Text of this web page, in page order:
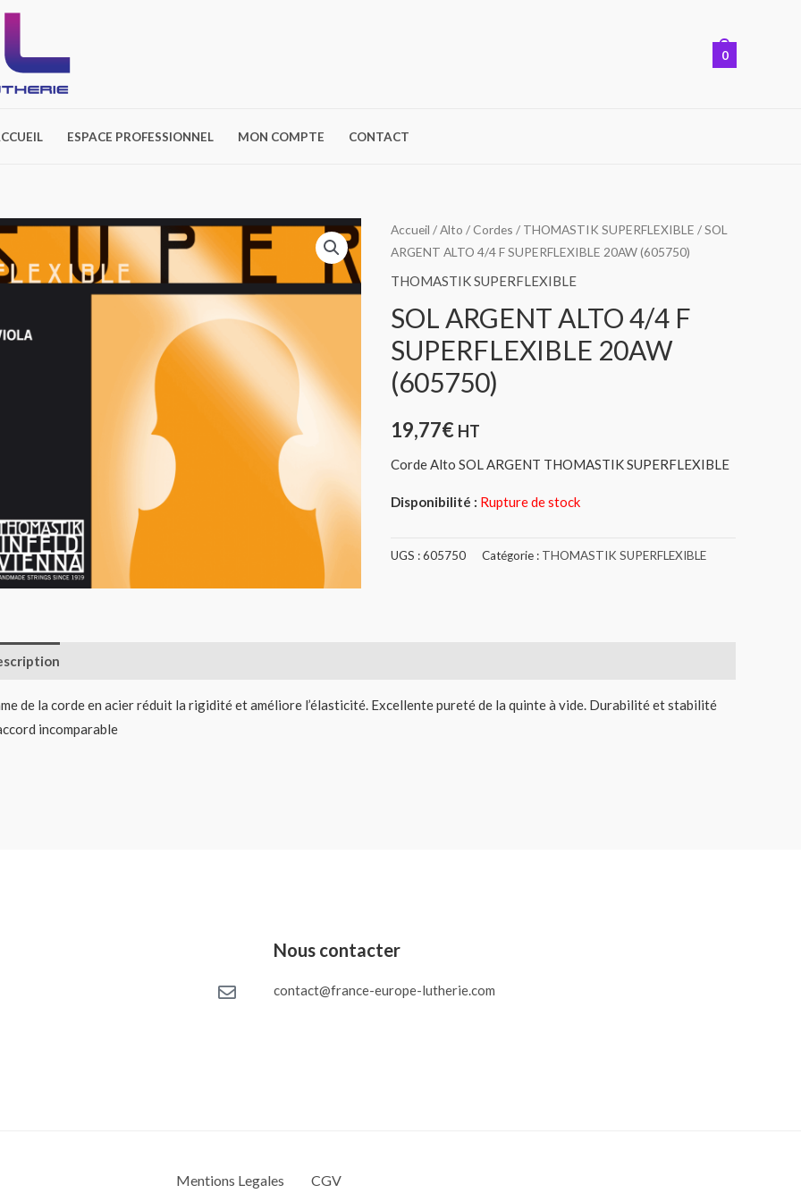
0
ESPACE PROFESSIONNEL MON COMPTE CONTACT
Accueil /Alto /Cordes / THOMASTIK SUPERFLEXIBLE / SOL
ARGENT ALTO 4/4 F SUPERFLEXIBLE 20AW (605750)
THOMASTIK SUPERFLEXIBLE
SOL ARGENT ALTO 4/4 F
SUPERFLEXIBLE 20AW
(605750)
19,77€ HT
Corde Alto SOL ARGENT THOMASTIK SUPERFLEXIBLE
Disponibilité : Rupture de stock
UGS :605750 Catégorie : THOMASTIK SUPERFLEXIBLE
de la corde en acier réduit la rigidité et améliore l’élasticité. Excellente pureté de la quinte à vide. Durabilité et stabilité
incomparable
Nous contacter
contact@france-europe-lutherie.com
Mentions Legales CGV